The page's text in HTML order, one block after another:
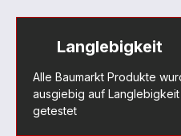
Langlebigkeit
Alle Baumarkt Produkte
ausgiebig auf
getestet